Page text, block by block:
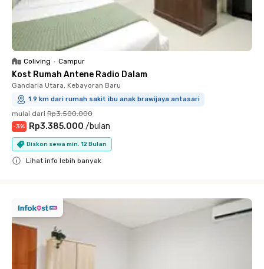
Coliving • Campur
Kost Rumah Antene Radio Dalam
Gandaria Utara, Kebayoran Baru
1.9 km dari rumah sakit ibu anak brawijaya antasari
mulai dari Rp3.500.000
-3% Rp3.385.000 /bulan
Diskon sewa min. 12 Bulan
Lihat info lebih banyak